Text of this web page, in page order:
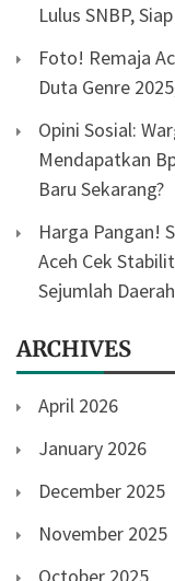
Lulus SNBP,
Foto! Remaja
Duta Genre
Opini Sosial:
Mendapatkan
Baru Sekarang?
Harga Pangan!
Aceh Cek
Sejumlah
ARCHIVES
April 2026
January 2026
December 2025
November 2025